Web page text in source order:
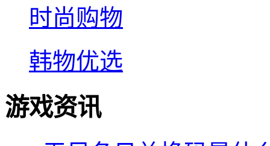
时尚购物
韩物优选
游戏资讯